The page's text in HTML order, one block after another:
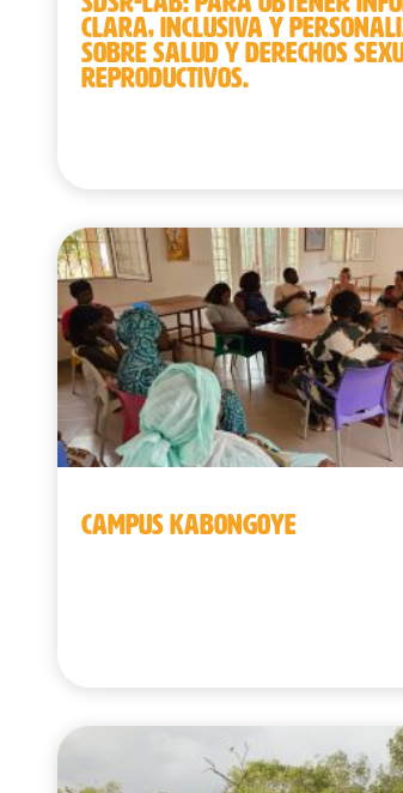
CLARA, INCLUSIVA Y
SOBRE SALUD Y DERECHOS
REPRODUCTIVOS.
CAMPUS KABONGOYE